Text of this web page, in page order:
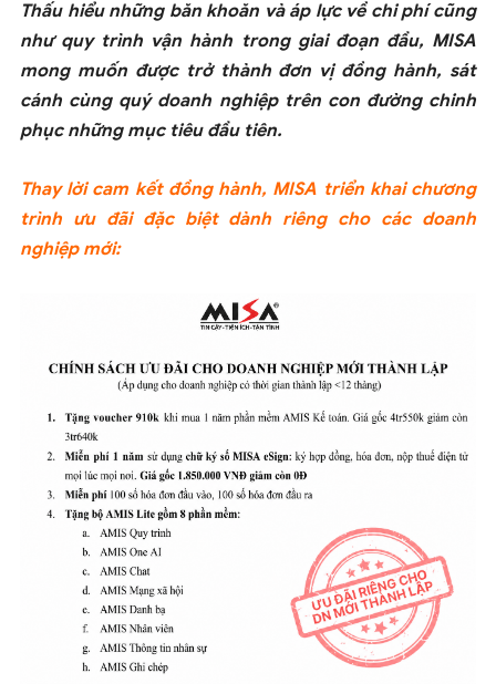
Thấu hiểu những băn khoăn và áp lực về chi phí cũng
như quy trình vận hành trong giai đoạn đầu, MISA
mong muốn được trở thành đơn vị đồng hành, sát
cánh cùng quý doanh nghiệp trên con đường chinh
phục những mục tiêu đầu tiên.
Thay lời cam kết đồng hành, MISA triển khai chương
trình ưu đãi đặc biệt dành riêng cho các doanh
nghiệp mới: